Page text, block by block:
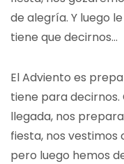
de alegría. Y luego
tiene que decirnos…
El Adviento es
tiene para
llegada, nos
fiesta, nos vestimos
pero luego hemos